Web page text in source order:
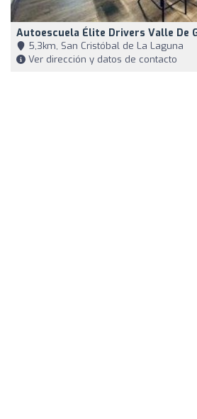
Autoescuela Élite Drivers Valle De
5,3km, San Cristóbal de La Laguna
Ver dirección y datos de contacto